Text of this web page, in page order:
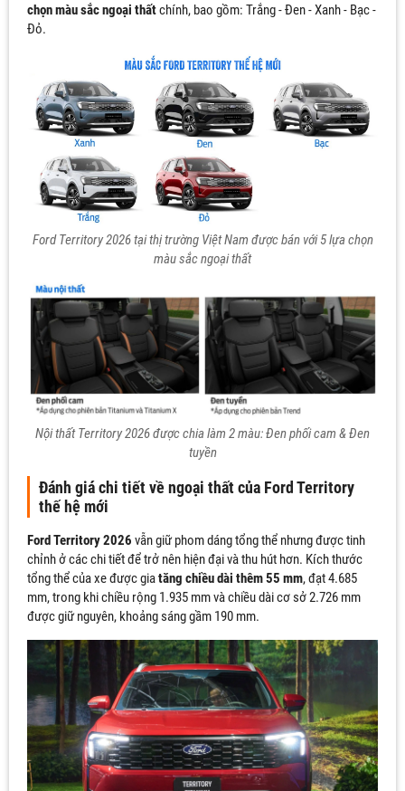
chọn màu sắc ngoại thấtchính, bao gồm: Trắng - Đen - Xanh - Bạc -
Đỏ.
Ford Territory 2026 tại thị trường Việt Nam được bán với 5 lựa chọn
màu sắc ngoại thất
Nội thất Territory 2026 được chia làm 2 màu: Đen phối cam & Đen
tuyền
Đánh giá chi tiết về ngoại thất của Ford Territory
thế hệ mới
Ford Territory 2026 vẫn giữ phom dáng tổng thể nhưng được tinh
chỉnh ở các chi tiết để trở nên hiện đại và thu hút hơn. Kích thước
tổng thể của xe được giatăng chiều dài thêm 55 mm, đạt 4.685
mm, trong khi chiều rộng 1.935 mm và chiều dài cơ sở 2.726 mm
được giữ nguyên, khoảng sáng gầm 190 mm.